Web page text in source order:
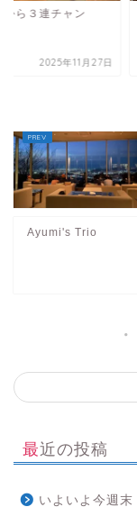
〜〜〜〜〜〜
2022年8月19日
Ayumi's Trio
最近の投稿
いよいよ今週末